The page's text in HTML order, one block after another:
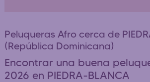
Peluqueras Afro cerca de
(República Dominicana)
Encontrar una buena
2026 en PIEDRA-BLANCA